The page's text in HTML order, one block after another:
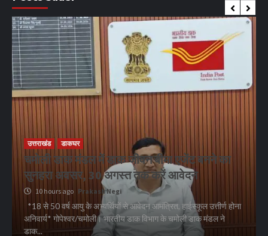
उत्तराखंड डाकघर
चमोली डाक मंडल में डाक जीवन बीमा एजेंट बनने का
सुनहरा अवसर, 30 अगस्त तक करें आवेदन
10 hours ago Prakash Negi
*18 से 50 वर्ष आयु के अभ्यर्थियों से आवेदन आमंत्रित, हाईस्कूल उत्तीर्ण होना
अनिवार्य* गोपेश्वर/चमोली। भारतीय डाक विभाग के चमोली डाक मंडल ने
डाक...